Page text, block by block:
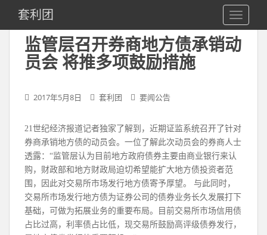
i
套利团
监管层召开券商地方债承销动
员会 将推多项鼓励措施
2017年5月8日 套利团 要闻公告
21世纪经济报道记者独家了解到，近期证监系统召开了针对
券商承销地方债的动员会。一位了解此次动员会的券商人士
透露：“监管层认为目前地方政府债券主要由商业银行来认
购，财政部和地方财政局迫切希望能扩大地方债投资者范
围，因此对交易所市场发行地方债寄予厚望。 与此同时，
交易所市场发行地方债为证券公司的债券业务长久发展打下
基础，可做为拓展业务的重要布局。目前交易所市场信用债
占比过高，利率债占比低，现交易所鼓励高评级债券发行，